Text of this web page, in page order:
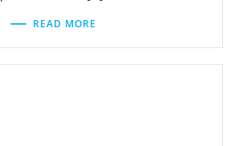
READ MORE